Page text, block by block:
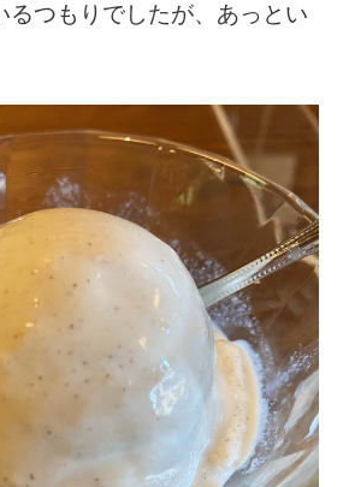
るつもりでしたが、あっとい